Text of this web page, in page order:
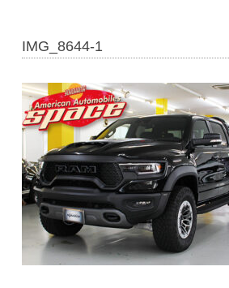
会社紹介
スタッフ募集
IMG_8644-1